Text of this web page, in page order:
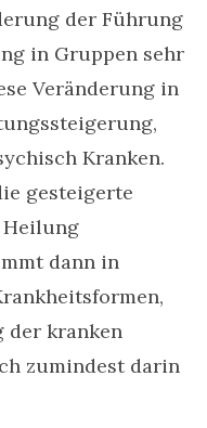
der Führung
in Gruppen sehr
Veränderung in
Kranken.
gesteigerte
dann in
der kranken
zumindest darin